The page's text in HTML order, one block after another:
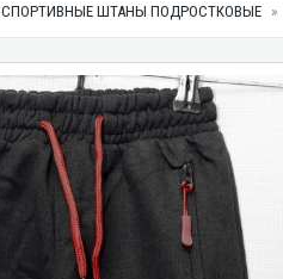
СПОРТИВНЫЕ ШТАНЫ ПОДРОСТКОВЫЕ